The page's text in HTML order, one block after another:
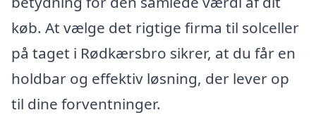
køb. At vælge det rigtige firma til solceller
på taget i Rødkærsbro sikrer, at du får en
holdbar og effektiv løsning, der lever op
til dine forventninger.